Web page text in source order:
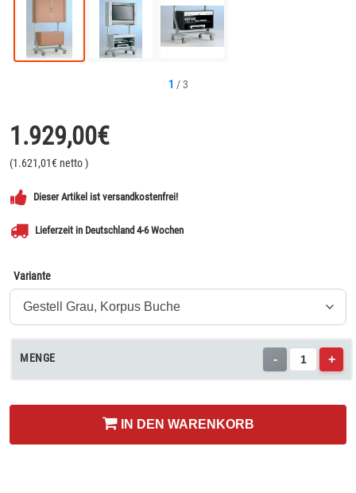
1 /3
1.929,00€
(1.621,01€ netto)
Dieser Artikel ist versandkostenfrei!
Lieferzeit in Deutschland 4-6 Wochen
Variante
MENGE - +
IN DEN WARENKORB